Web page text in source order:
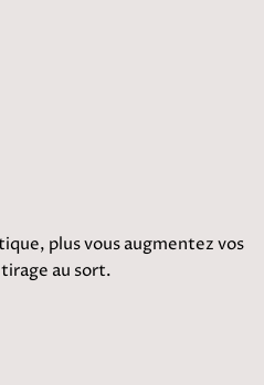
plus vous augmentez vos
au sort.